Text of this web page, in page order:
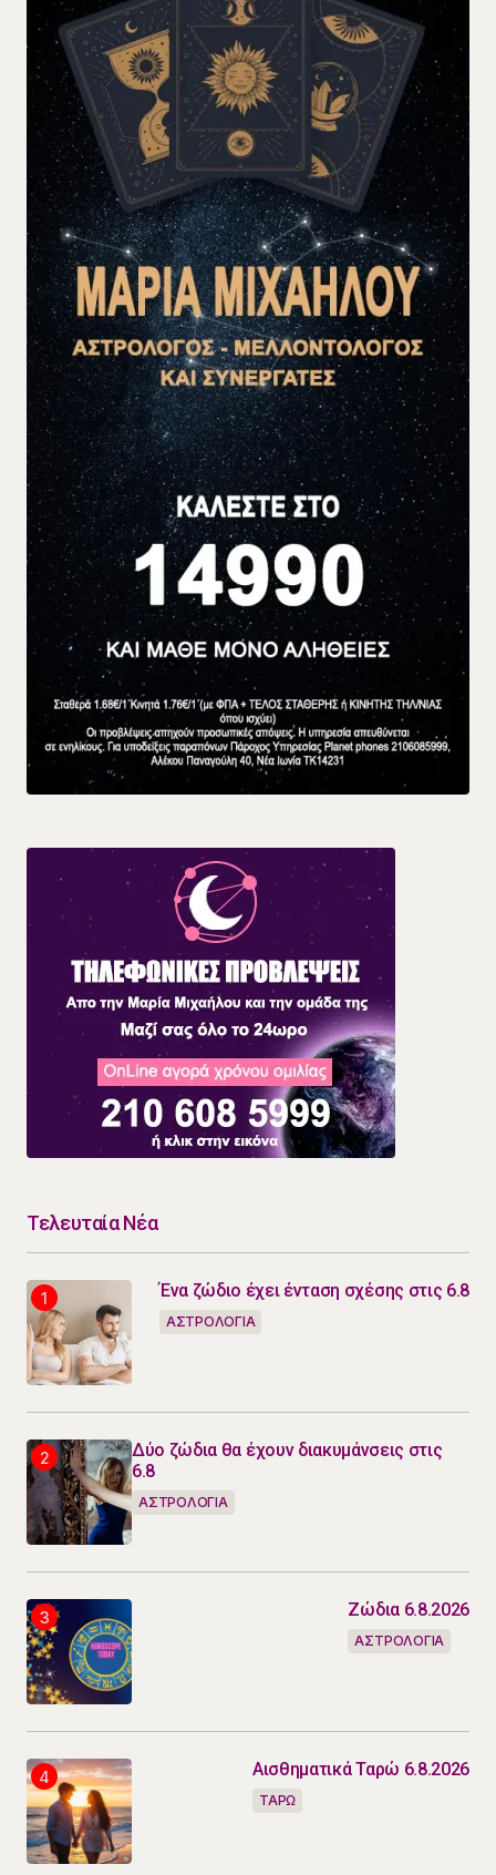
Τελευταία Νέα
Ένα ζώδιο έχει ένταση σχέσης στις 6.8
ΑΣΤΡΟΛΟΓΙΑ
Δύο ζώδια θα έχουν διακυμάνσεις στις
6.8
ΑΣΤΡΟΛΟΓΙΑ
Ζώδια 6.8.2026
ΑΣΤΡΟΛΟΓΙΑ
Αισθηματικά Ταρώ 6.8.2026
ΤΑΡΩ